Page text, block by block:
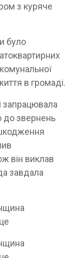
з куряче
було
в громаді.
запрацювала
до звернень
він виклав
завдала